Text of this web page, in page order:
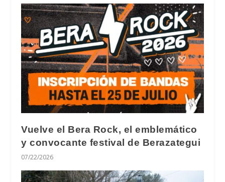
Vuelve el Bera Rock, el emblemático
y convocante festival de Berazategui
07/22/2026